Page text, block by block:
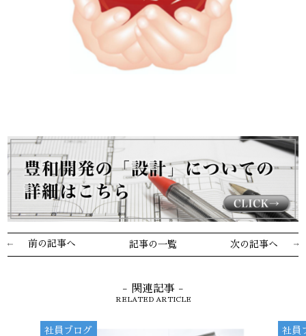
前の記事へ 記事の一覧 次の記事へ
- 関連記事 -
RELATED ARTICLE
社員ブログ 社員